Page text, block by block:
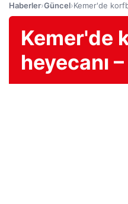
Haberler›Güncel›Kemer'de
Kemer'de
heyecanı